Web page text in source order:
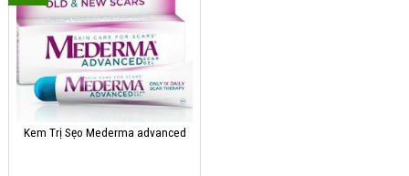
Kem Trị Sẹo Mederma advanced